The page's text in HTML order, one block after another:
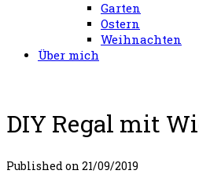
Garten
Ostern
Weihnachten
Über mich
DIY Regal mit
Published on 21/09/2019